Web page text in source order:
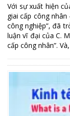
Với sự xuất hiện
giai cấp công
công nghiệp”, đã
luận vĩ đại của C.
cấp công nhân”.